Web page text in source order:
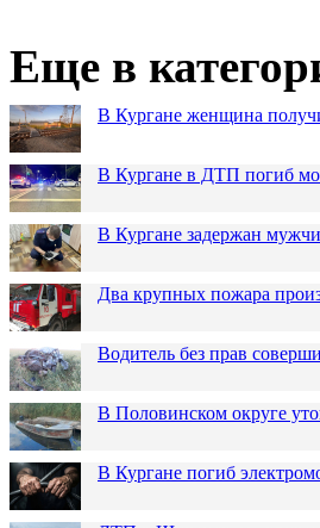
Еще в
В Кургане женщина
В Кургане в ДТП погиб
В Кургане задержан
Два крупных пожара
Водитель без прав
В Половинском округе
В Кургане погиб